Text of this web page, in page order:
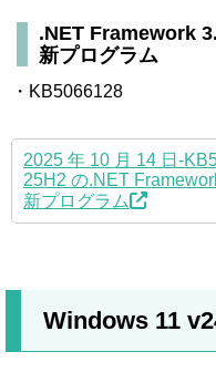
.NET Framework
新プログラム
・KB5066128
2025 年 10 月 14 日-
25H2 の.NET
新プログラム
Windows 11